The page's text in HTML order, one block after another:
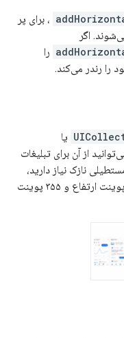
، برای پر
اگر
را
رندر می‌کند.
یا
از آن برای تبلیغات
نازک نیاز دارید،
استفاده کنید. اندازه پیش‌فرض این قالب ۹۱ پوینت ارتفاع و ۳۵۵ پوینت